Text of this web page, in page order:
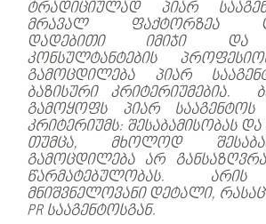
ტრადიციულად პიარ
მრავალ ფაქტორზეა
დადებითი იმიჯი და
კონსულტანტების
გამოცდილება პიარ
ბაზისური კრიტერიუმებია.
გამოყოფს პიარ
კრიტერიუმს: შესაბამისობას
თუმცა, მხოლოდ
გამოცდილება არ
წარმატებულობას. არის
მნიშვნელოვანი დეტალი,
PR სააგენტოსგან.